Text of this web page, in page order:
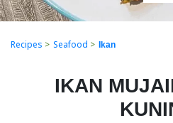
Recipes > Seafood > Ikan
IKAN